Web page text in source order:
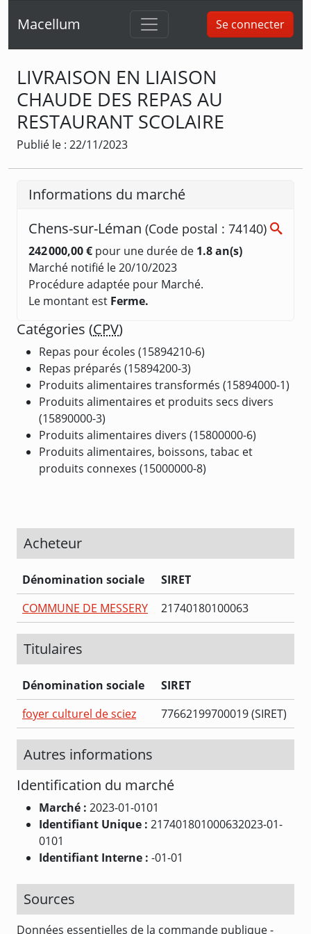
Macellum Se connecter
LIVRAISON EN LIAISON
CHAUDE DES REPAS AU
RESTAURANT SCOLAIRE
Publié le : 22/11/2023
Informations du marché
Chens-sur-Léman (Code postal : 74140)
242 000,00 € pour une durée de 1.8 an(s)
Marché notifié le 20/10/2023
Procédure adaptée pour Marché.
Le montant est Ferme.
Catégories (CPV)
Repas pour écoles (15894210-6)
Repas préparés (15894200-3)
Produits alimentaires transformés (15894000-1)
Produits alimentaires et produits secs divers
(15890000-3)
Produits alimentaires divers (15800000-6)
Produits alimentaires, boissons, tabac et
produits connexes (15000000-8)
Acheteur
Dénomination sociale
SIRET
COMMUNE DE MESSERY
21740180100063
Titulaires
Dénomination sociale
SIRET
foyer culturel de sciez
77662199700019 (SIRET)
Autres informations
Identification du marché
Marché : 2023-01-0101
Identifiant Unique : 217401801000632023-01-
0101
Identifiant Interne : -01-01
Sources
Données essentielles de la commande publique -